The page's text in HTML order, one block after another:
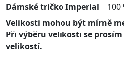
Dámské tričko Imperial 100
Velikosti mohou být mírně
Při výběru velikosti se
velikostí.